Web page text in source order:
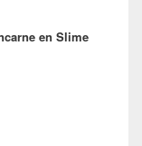
en Slime